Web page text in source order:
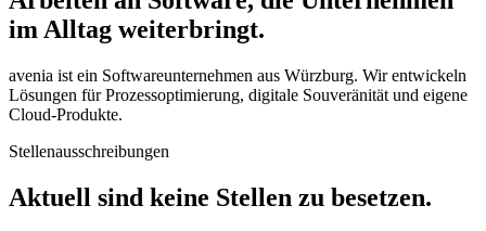
im Alltag weiterbringt.
avenia ist ein Softwareunternehmen aus Würzburg. Wir entwickeln
Lösungen für Prozessoptimierung, digitale Souveränität und eigene
Cloud-Produkte.
Stellenausschreibungen
Aktuell sind keine Stellen zu besetzen.